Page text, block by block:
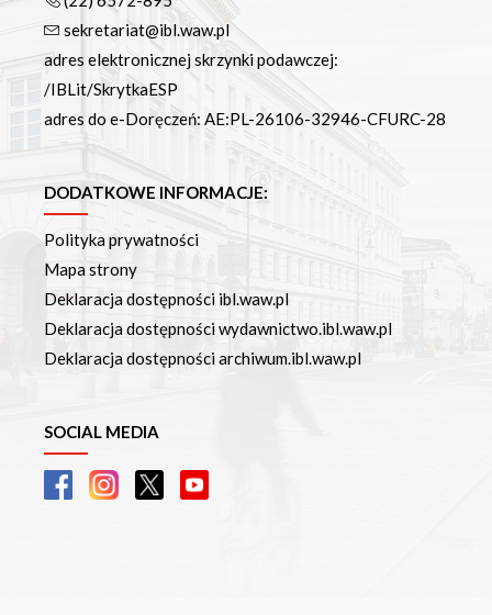
sekretariat@ibl.waw.pl
adres elektronicznej skrzynki podawczej:
/IBLit/SkrytkaESP
adres do e-Doręczeń: AE:PL-26106-32946-CFURC-28
DODATKOWE INFORMACJE:
Polityka prywatności
Mapa strony
Deklaracja dostępności ibl.waw.pl
Deklaracja dostępności wydawnictwo.ibl.waw.pl
Deklaracja dostępności archiwum.ibl.waw.pl
SOCIAL MEDIA